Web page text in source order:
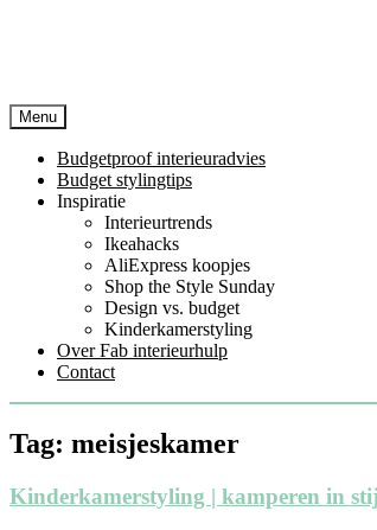
Menu
Budgetproof interieuradvies
Budget stylingtips
Inspiratie
Interieurtrends
Ikeahacks
AliExpress koopjes
Shop the Style Sunday
Design vs. budget
Kinderkamerstyling
Over Fab interieurhulp
Contact
Tag: meisjeskamer
Kinderkamerstyling | kamperen in